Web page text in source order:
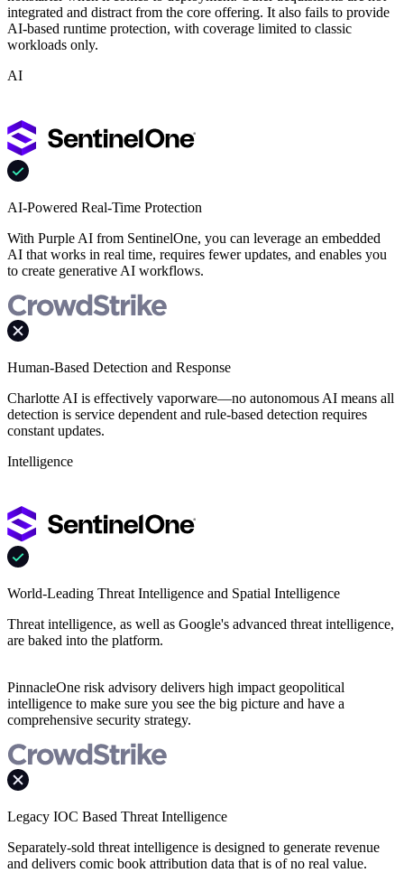
integrated and distract from the core offering. It also fails to provide
AI-based runtime protection, with coverage limited to classic
workloads only.
AI
AI-Powered Real-Time Protection
With Purple AI from SentinelOne, you can leverage an embedded
AI that works in real time, requires fewer updates, and enables you
to create generative AI workflows.
Human-Based Detection and Response
Charlotte AI is effectively vaporware—no autonomous AI means all
detection is service dependent and rule-based detection requires
constant updates.
Intelligence
World-Leading Threat Intelligence and Spatial Intelligence
Threat intelligence, as well as Google's advanced threat intelligence,
are baked into the platform.
PinnacleOne risk advisory delivers high impact geopolitical
intelligence to make sure you see the big picture and have a
comprehensive security strategy.
Legacy IOC Based Threat Intelligence
Separately-sold threat intelligence is designed to generate revenue
and delivers comic book attribution data that is of no real value.